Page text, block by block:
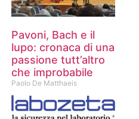
Pavoni, Bach e il
lupo: cronaca di una
passione tutt’altro
che improbabile
Paolo De Matthaeis